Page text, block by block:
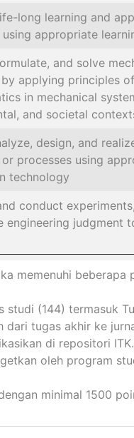
long learning and
appropriate
and solve
applying principles
in mechanical
and societal
design, and
processes using
technology
conduct
engineering judgment
memenuhi beberapa
studi (144) termasuk
dari tugas akhir ke
di repositori ITK.
oleh program
minimal 1500